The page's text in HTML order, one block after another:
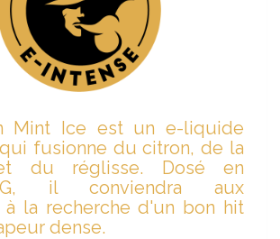
Mint Ice est un e-liquide
fusionne du citron, de la
du réglisse. Dosé en
il conviendra aux
à la recherche d'un bon hit
dense.